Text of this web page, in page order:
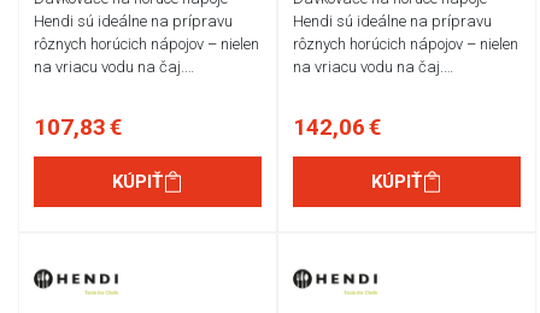
Hendi sú ideálne na prípravu
rôznych horúcich nápojov – nielen
na vriacu vodu na čaj.…
107,83 €
KÚPIŤ
Hendi sú ideálne na prípravu
rôznych horúcich nápojov – nielen
na vriacu vodu na čaj.…
142,06 €
KÚPIŤ